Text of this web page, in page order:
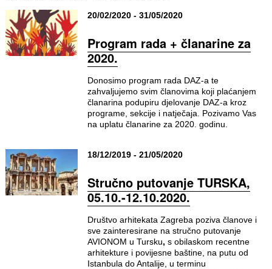
20/02/2020 - 31/05/2020
Program rada + članarine za
2020.
Donosimo program rada DAZ-a te
zahvaljujemo svim članovima koji plaćanjem
članarina podupiru djelovanje DAZ-a kroz
programe, sekcije i natječaja. Pozivamo Vas
na uplatu članarine za 2020. godinu.
18/12/2019 - 21/05/2020
Stručno putovanje TURSKA,
05.10.-12.10.2020.
Društvo arhitekata Zagreba poziva članove i
sve zainteresirane na stručno putovanje
AVIONOM u Tursku, s obilaskom recentne
arhitekture i povijesne baštine, na putu od
Istanbula do Antalije, u terminu